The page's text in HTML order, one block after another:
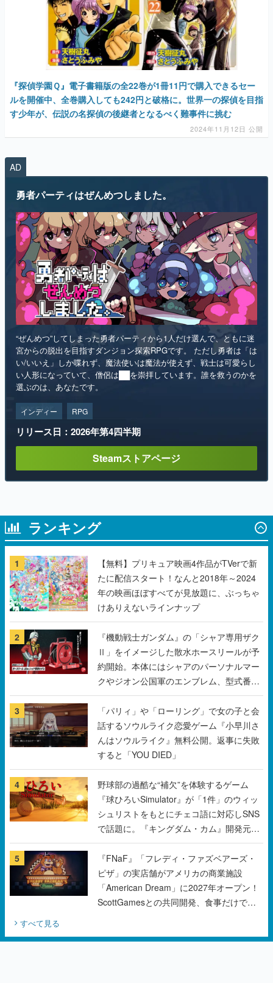
『探偵学園Ｑ』電子書籍版の全22巻が1冊11円で購入できるセー
ルを開催中、全巻購入しても242円と破格に。世界一の探偵を目指
す少年が、伝説の名探偵の後継者となるべく難事件に挑む
2024年11月12日 公開
AD
勇者パーティはぜんめつしました。
“ぜんめつ”してしまった勇者パーティから1人だけ選んで、ともに迷
宮からの脱出を目指すダンジョン探索RPGです。 ただし勇者は「は
い/いいえ」しか喋れず、魔法使いは魔法が使えず、戦士は可愛らし
い人形になっていて、僧侶は██を崇拝しています。誰を救うのかを
選ぶのは、あなたです。
インディー RPG
リリース日：2026年第4四半期
Steamストアページ
ランキング
1
【無料】プリキュア映画4作品がTVerで新
たに配信スタート！なんと2018年～2024
年の映画ほぼすべてが見放題に、ぶっちゃ
けありえないラインナップ
2
『機動戦士ガンダム』の「シャア専用ザク
Ⅱ」をイメージした散水ホースリールが予
約開始。本体にはシャアのパーソナルマー
クやジオン公国軍のエンブレム、型式番号
などを配置
3
「パリィ」や「ローリング」で女の子と会
話するソウルライク恋愛ゲーム『小早川さ
んはソウルライク』無料公開。返事に失敗
すると「YOU DIED」
4
野球部の過酷な“補欠”を体験するゲーム
『球ひろいSimulator』が「1件」のウィッ
シュリストをもとにチェコ語に対応しSNS
で話題に。『キングダム・カム』開発元や
チェコのプロ野球選手から称賛の声
5
『FNaF』「フレディ・ファズベアーズ・
ピザ」の実店舗がアメリカの商業施設
「American Dream」に2027年オープン！
ScottGamesとの共同開発、食事だけでな
すべて見る